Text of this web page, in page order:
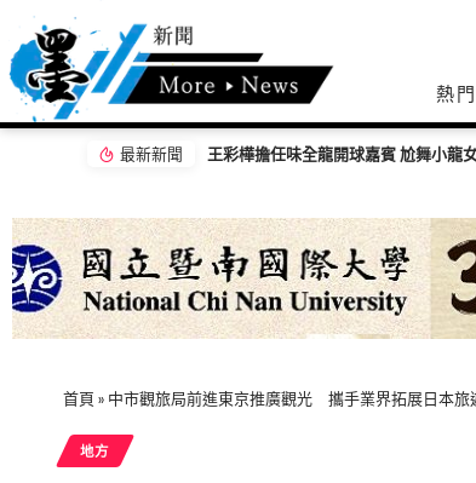
熱門
最新新聞 【百工達人】 從音樂教育到生命陪伴
首頁 » 中市觀旅局前進東京推廣觀光 攜手業界拓展日本旅
地方